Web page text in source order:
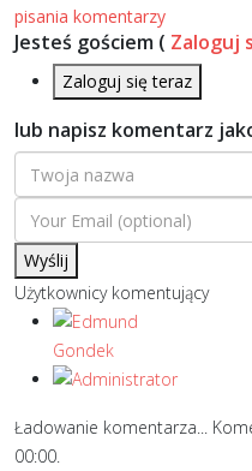
pisania komentarzy
Jesteś gościem ( Zaloguj
Zaloguj się teraz
lub napisz komentarz
Wyślij
Użytkownicy komentujący
Ładowanie komentarza...
00:00.